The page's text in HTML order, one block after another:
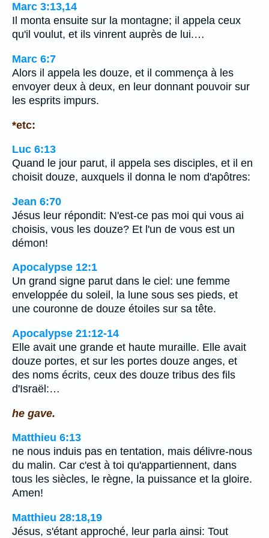
Marc 3:13,14
Il monta ensuite sur la montagne; il appela ceux
qu'il voulut, et ils vinrent auprès de lui.…
Marc 6:7
Alors il appela les douze, et il commença à les
envoyer deux à deux, en leur donnant pouvoir sur
les esprits impurs.
*etc:
Luc 6:13
Quand le jour parut, il appela ses disciples, et il en
choisit douze, auxquels il donna le nom d'apôtres:
Jean 6:70
Jésus leur répondit: N'est-ce pas moi qui vous ai
choisis, vous les douze? Et l'un de vous est un
démon!
Apocalypse 12:1
Un grand signe parut dans le ciel: une femme
enveloppée du soleil, la lune sous ses pieds, et
une couronne de douze étoiles sur sa tête.
Apocalypse 21:12-14
Elle avait une grande et haute muraille. Elle avait
douze portes, et sur les portes douze anges, et
des noms écrits, ceux des douze tribus des fils
d'Israël:…
he gave.
Matthieu 6:13
ne nous induis pas en tentation, mais délivre-nous
du malin. Car c'est à toi qu'appartiennent, dans
tous les siècles, le règne, la puissance et la gloire.
Amen!
Matthieu 28:18,19
Jésus, s'étant approché, leur parla ainsi: Tout